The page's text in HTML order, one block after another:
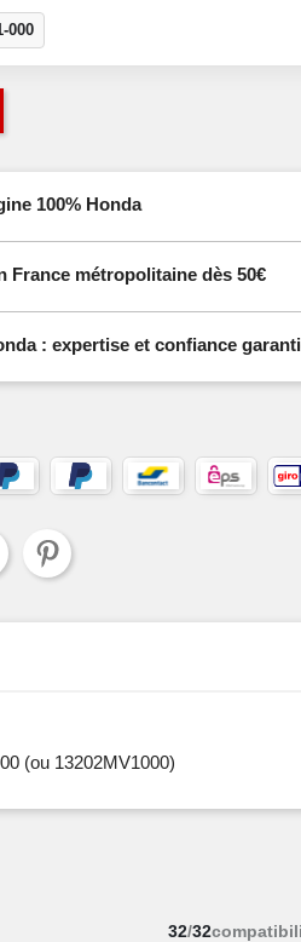
000
100% Honda
France métropolitaine dès 50€
: expertise et confiance
(ou 13202MV1000)
32/32